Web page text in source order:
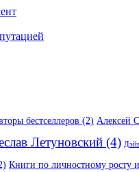
бестселлеров (2) Алексей
Летуновский (4)
Книги по личностному росту